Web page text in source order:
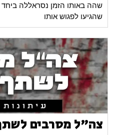
שהה באותו הזמן נסראללה ביחד
שהגיעו לפגוש אותו
צה"ל מסרבים